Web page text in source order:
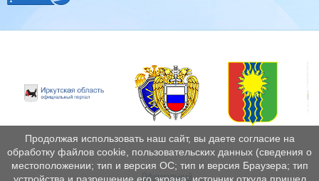
Официальный
Продолжая использовать наш сайт, вы даете согласие на
обработку файлов cookie, пользовательских данных (сведения о
местоположении; тип и версия ОС; тип и версия Браузера; тип